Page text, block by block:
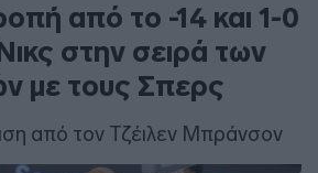
από το -14 και 1-0
στην σειρά των
με τους Σπερς
από τον Τζέιλεν Μπράνσον